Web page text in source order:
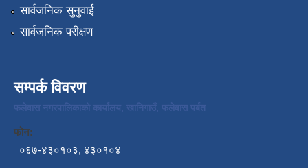
सार्वजनिक सुनुवाई
सार्वजनिक परीक्षण
सम्पर्क विवरण
फलेवास नगरपालिकाको कार्यालय, खानिगाउँ, फलेवास पर्बत
फोन:
०६७-४३०१०३, ४३०१०४